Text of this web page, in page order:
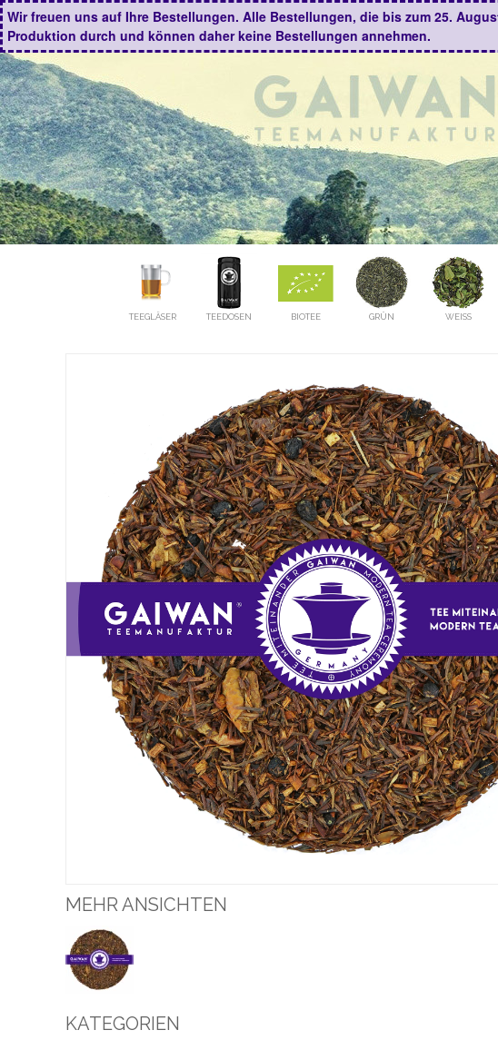
Wir freuen uns auf Ihre Bestellungen. Alle Bestellungen, die bis zum 25.
Produktion durch und können daher keine Bestellungen annehmen.
TEEGLÄSER TEEDOSEN BIOTEE GRÜN WEISS
MEHR ANSICHTEN
KATEGORIEN